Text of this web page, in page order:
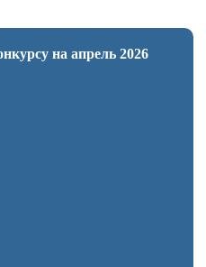
на апрель 2026